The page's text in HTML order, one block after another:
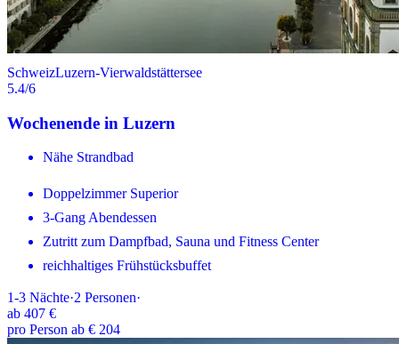
SchweizLuzern-Vierwaldstättersee
5.4/6
Wochenende in Luzern
Nähe Strandbad
Doppelzimmer Superior
3-Gang Abendessen
Zutritt zum Dampfbad, Sauna und Fitness Center
reichhaltiges Frühstücksbuffet
1-3 Nächte·2 Personen·
ab 407 €
pro Person ab € 204